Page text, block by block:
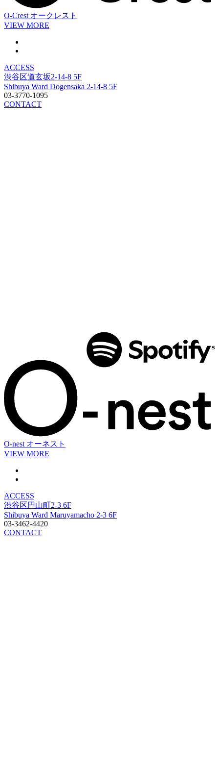
O-Crest オークレスト
VIEW MORE
ACCESS
渋谷区道玄坂2-14-8 5F
Shibuya Ward Dogensaka 2-14-8 5F
03-3770-1095
CONTACT
O-nest オーネスト
VIEW MORE
ACCESS
渋谷区円山町2-3 6F
Shibuya Ward Maruyamacho 2-3 6F
03-3462-4420
CONTACT